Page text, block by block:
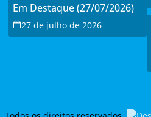
Em Destaque (27/07/2026)
27 de julho de 2026